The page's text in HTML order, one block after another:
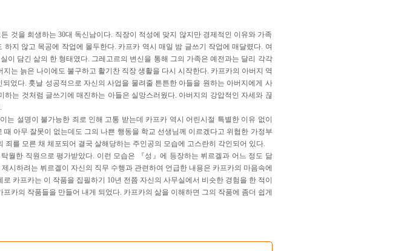
것을 희생하는 30대 독신남이다. 직장이 적성에 맞지 않지만 경제적인 이유와 가족
지 않고 목공에 작업에 몰두한다. 카프카 역시 매일 밤 글쓰기 작업에 매달렸다. 여
이 담긴 삶의 한 형태였다. 그레고르의 변신을 통해 그의 가족은 예전과는 달리 각각
는 늙은 나이에도 불구하고 활기찬 직장 생활을 다시 시작한다. 카프카의 아버지 역
었다. 훗날 성공적으로 자신의 사업을 물려줄 튼튼한 아들을 원하는 아버지에게 사
하는 것처럼 글쓰기에 매진하는 아들은 실망스러웠다. 아버지의 강압적인 자세와 끊
는 설명이 불가능한 죄로 인해 고통 받는데 카프카 역시 어린시절 특별한 이유 없이
아무 잘못이 없는데도 그의 나쁜 행동을 학교 선생님께 이르겠다고 위협한 가정부
죄를 모른 채 체포되어 결국 살해당하는 주인공의 모습에 고스란히 각인되어 있다.
월한 직원으로 평가받았다. 이런 모습은 『성』에 등장하는 뷔르겔과 어느 정도 닮
시하려는 뷔르겔이 자신의 직무 수행과 관련하여 언급한 내용은 카프카의 마음속에
카프카는 이 작품을 집필하기 10년 전쯤 자신의 사무실에서 비슷한 경험을 한 적이
카의 작품들을 만들어 내게 되었다. 카프카의 삶을 이해하면 그의 작품에 좀더 쉽게